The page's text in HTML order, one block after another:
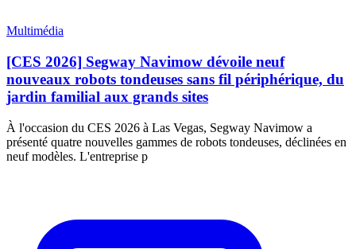
Multimédia
[CES 2026] Segway Navimow dévoile neuf
nouveaux robots tondeuses sans fil périphérique, du
jardin familial aux grands sites
À l'occasion du CES 2026 à Las Vegas, Segway Navimow a
présenté quatre nouvelles gammes de robots tondeuses, déclinées en
neuf modèles. L'entreprise p